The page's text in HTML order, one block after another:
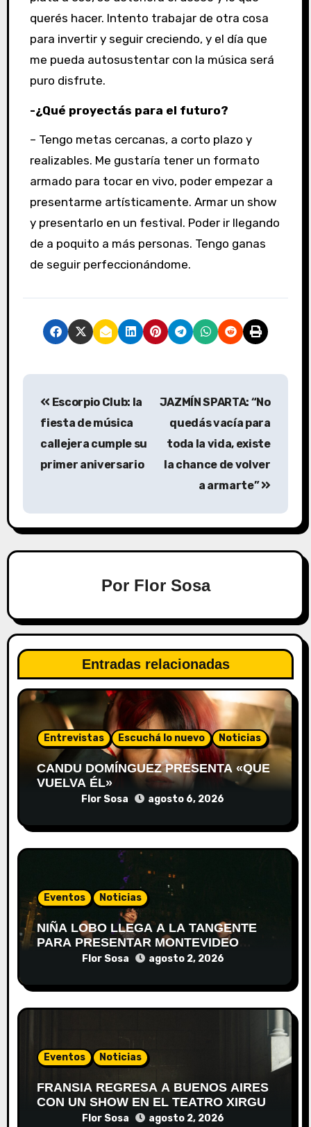
querés hacer. Intento trabajar de otra cosa
para invertir y seguir creciendo, y el día que
me pueda autosustentar con la música será
puro disfrute.
-¿Qué proyectás para el futuro?
– Tengo metas cercanas, a corto plazo y
realizables. Me gustaría tener un formato
armado para tocar en vivo, poder empezar a
presentarme artísticamente. Armar un show
y presentarlo en un festival. Poder ir llegando
de a poquito a más personas. Tengo ganas
de seguir perfeccionándome.
Escorpio Club: la
fiesta de música
callejera cumple su
primer aniversario
JAZMÍN SPARTA: “No
quedás vacía para
toda la vida, existe
la chance de volver
a armarte”
Por Flor Sosa
Entradas relacionadas
Entrevistas Escuchá lo nuevo Noticias
CANDU DOMÍNGUEZ PRESENTA «QUE
VUELVA ÉL»
Flor Sosa agosto 6, 2026
Eventos Noticias
NIÑA LOBO LLEGA A LA TANGENTE
PARA PRESENTAR MONTEVIDEO
DESPIERTA
Flor Sosa agosto 2, 2026
Eventos Noticias
FRANSIA REGRESA A BUENOS AIRES
CON UN SHOW EN EL TEATRO XIRGU
Flor Sosa agosto 2, 2026